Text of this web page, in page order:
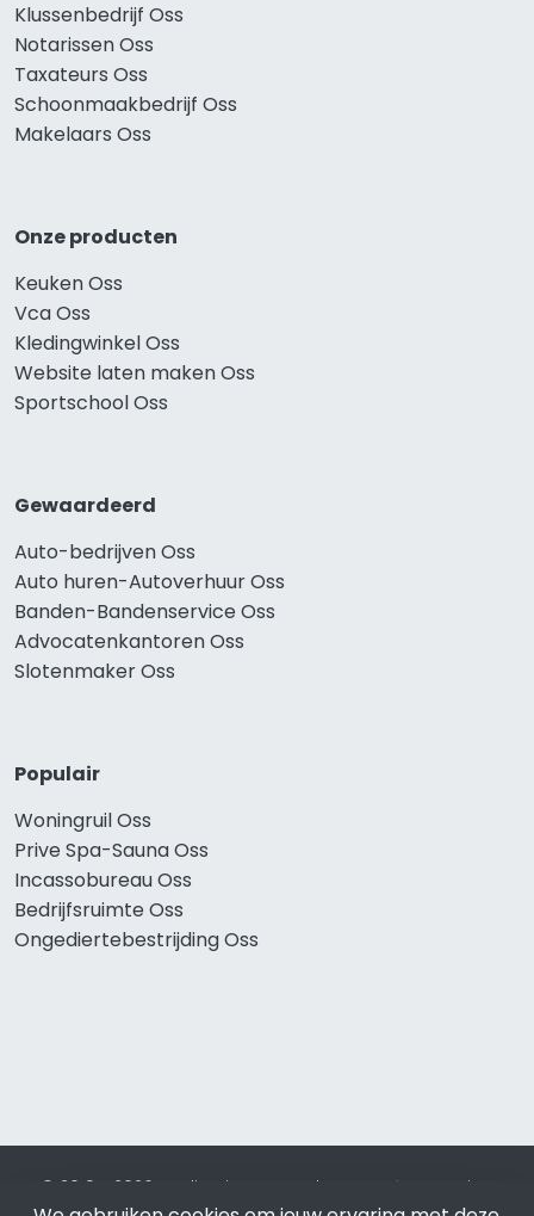
Klussenbedrijf Oss
Notarissen Oss
Taxateurs Oss
Schoonmaakbedrijf Oss
Makelaars Oss
Onze producten
Keuken Oss
Vca Oss
Kledingwinkel Oss
Website laten maken Oss
Sportschool Oss
Gewaardeerd
Auto-bedrijven Oss
Auto huren-Autoverhuur Oss
Banden-Bandenservice Oss
Advocatenkantoren Oss
Slotenmaker Oss
Populair
Woningruil Oss
Prive Spa-Sauna Oss
Incassobureau Oss
Bedrijfsruimte Oss
Ongediertebestrijding Oss
© 2019 - 2026 Realisatie en SEO door SEO-bureau
Lion